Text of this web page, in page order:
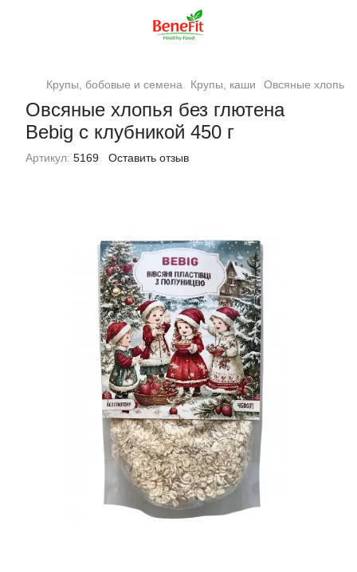
Крупы, бобовые и семена Крупы, каши Овсяные хлопья
Овсяные хлопья без глютена
Bebig с клубникой 450 г
Артикул: 5169 Оставить отзыв